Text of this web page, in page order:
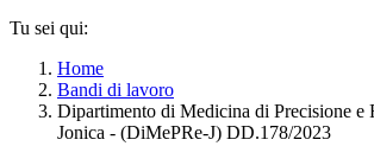
Tu sei qui:
Home
Bandi di lavoro
Dipartimento di Medicina di Precisione e
Jonica - (DiMePRe-J) DD.178/2023